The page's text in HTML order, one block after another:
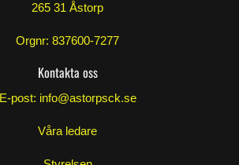
265 31 Åstorp
Orgnr: 837600-7277
Kontakta oss
E-post: info@astorpsck.se
Våra ledare